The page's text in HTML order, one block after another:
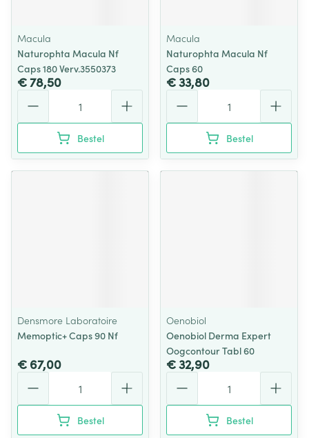
Macula
Naturophta Macula Nf
Caps 180 Verv.3550373
€ 78,50
Bestel
Macula
Naturophta Macula Nf
Caps 60
€ 33,80
Bestel
Densmore Laboratoire
Memoptic+ Caps 90 Nf
€ 67,00
Bestel
Oenobiol
Oenobiol Derma Expert
Oogcontour Tabl 60
€ 32,90
Bestel